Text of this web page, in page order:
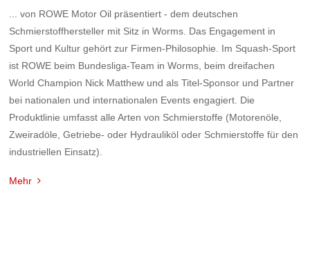
... von ROWE Motor Oil präsentiert - dem deutschen
Schmierstoffhersteller mit Sitz in Worms. Das Engagement in
Sport und Kultur gehört zur Firmen-Philosophie. Im Squash-Sport
ist ROWE beim Bundesliga-Team in Worms, beim dreifachen
World Champion Nick Matthew und als Titel-Sponsor und Partner
bei nationalen und internationalen Events engagiert. Die
Produktlinie umfasst alle Arten von Schmierstoffe (Motorenöle,
Zweiradöle, Getriebe- oder Hydrauliköl oder Schmierstoffe für den
industriellen Einsatz).
Mehr